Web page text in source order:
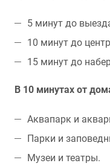
5 минут до
10 минут до
15 минут до
В 10 минутах от
Аквапарк и
Парки и
Музеи и театры.